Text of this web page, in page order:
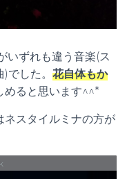
いずれも違う音楽(ス
でした。 花自体もか
めると思います^^*
ネスタイルミナの方が